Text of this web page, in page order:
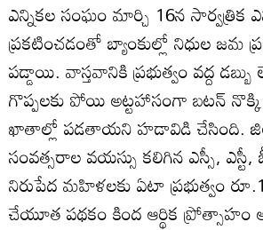
ఎన్నికల సంఘం మార్చి 16న సార్వత్రిక
ప్రకటించడంతో బ్యాంకుల్లో నిధుల జమ
పడ్డాయి. వాస్తవానికి ప్రభుత్వం వద్ద
గొప్పలకు పోయి అట్టహాసంగా బటన్‌ నొక్కి
ఖాతాల్లో పడతాయని హడావిడి చేసింది.
సంవత్సరాల వయస్సు కలిగిన ఎస్సీ,
నిరుపేద మహిళలకు ఏటా ప్రభుత్వం
చేయూత పథకం కింద ఆర్థిక